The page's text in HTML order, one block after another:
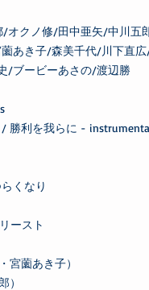
オクノ修/田中亜矢/中川五
あき子/森美千代/川下直
/ブービーあさの/渡辺勝
/ 勝利を我らに -
くなり
ースト
宮薗あき子）
）